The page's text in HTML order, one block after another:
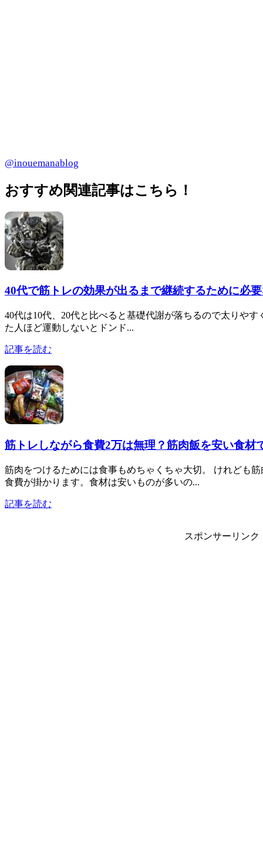
@inouemanablog
おすすめ関連記事はこちら！
40代で筋トレの効果が出るまで継続するために必
40代は10代、20代と比べると基礎代謝が落ちるので太りや
た人ほど運動しないとドンド...
記事を読む
筋トレしながら食費2万は無理？筋肉飯を安い食材
筋肉をつけるためには食事もめちゃくちゃ大切。 けれども
食費が掛かります。食材は安いものが多いの...
記事を読む
スポンサーリンク